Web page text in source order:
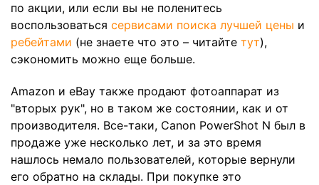
по акции, или если вы не поленитесь
воспользоваться сервисами поиска лучшей цены и
ребейтами (не знаете что это – читайте тут),
сэкономить можно еще больше.
Amazon и eBay также продают фотоаппарат из
"вторых рук", но в таком же состоянии, как и от
производителя. Все-таки, Canon PowerShot N был в
продаже уже несколько лет, и за это время
нашлось немало пользователей, которые вернули
его обратно на склады. При покупке это